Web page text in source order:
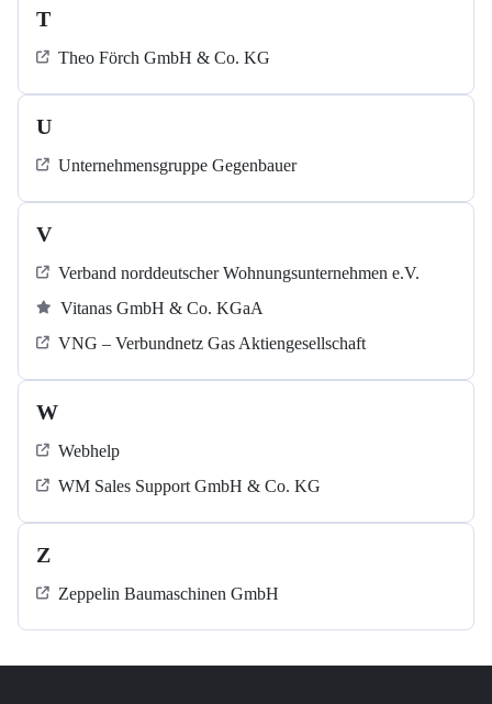
T
Theo Förch GmbH & Co. KG
U
Unternehmensgruppe Gegenbauer
V
Verband norddeutscher Wohnungsunternehmen e.V.
Vitanas GmbH & Co. KGaA
VNG – Verbundnetz Gas Aktiengesellschaft
W
Webhelp
WM Sales Support GmbH & Co. KG
Z
Zeppelin Baumaschinen GmbH